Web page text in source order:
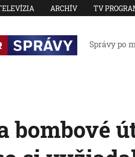
ARCHÍV TV
Správy po
bombové